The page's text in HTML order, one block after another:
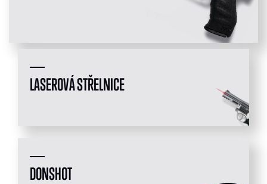
LASEROVÁ STŘELNICE
DONSHOT